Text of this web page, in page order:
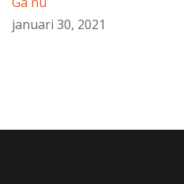
januari 30, 2021